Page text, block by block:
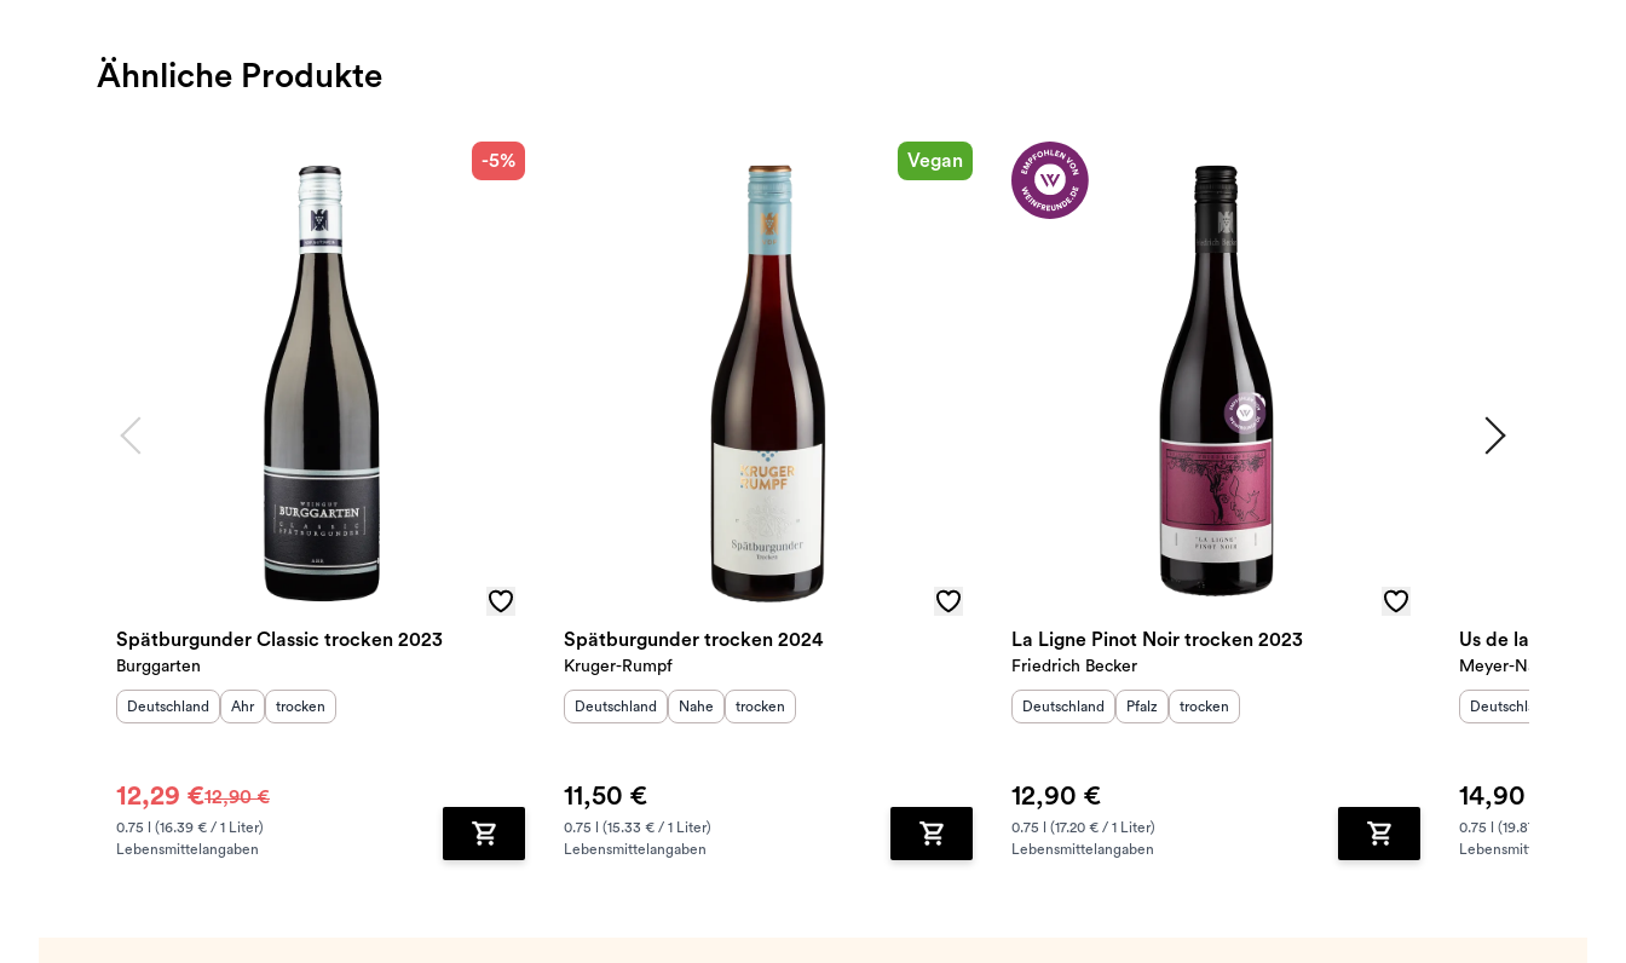
Ähnliche Produkte
-5%
Spätburgunder Classic trocken 2023
Burggarten
Herkunftsland
Deutschland Herkunftsregion
Ahr Geschmack
trocken
12,29 €12,90 €
0.75 l (16.39 € / 1 Liter)
Lebensmittelangaben
Zum Warenkorb hinzufügen
Vegan
Spätburgunder trocken 2024
Kruger-Rumpf
Herkunftsland
Deutschland Herkunftsregion
Nahe Geschmack
trocken
11,50 €
0.75 l (15.33 € / 1 Liter)
Lebensmittelangaben
Zum Warenkorb hinzufügen
La Ligne Pinot Noir trocken 2023
Friedrich Becker
Herkunftsland
Deutschland Herkunftsregion
Pfalz Geschmack
trocken
12,90 €
0.75 l (17.20 € / 1 Liter)
Lebensmittelangaben
Zum Warenkorb hinzufügen
Us de la Meng
Meyer-Näkel
Herkunftsland
Deutschland
14,90 €
0.75 l (19.87 € / 1 Liter)
Lebensmittelangaben